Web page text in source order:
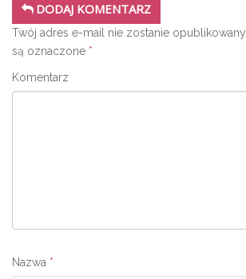
DODAJ KOMENTARZ
Twój adres e-mail nie zostanie opublikowany.
są oznaczone *
Komentarz
Nazwa *